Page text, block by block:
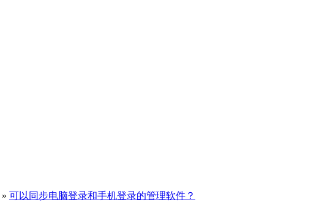
» 可以同步电脑登录和手机登录的管理软件？